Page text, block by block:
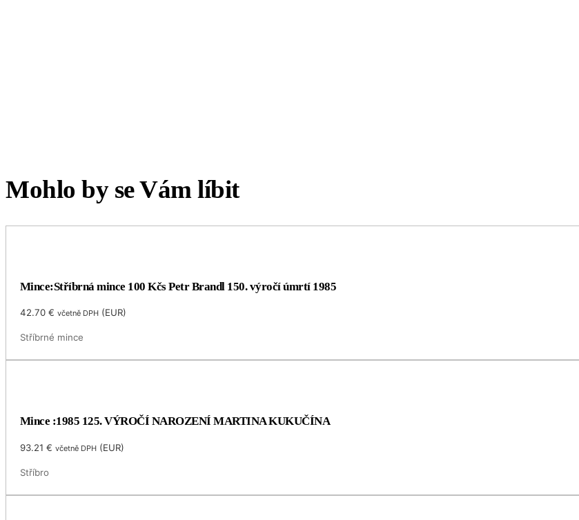
Mohlo by se Vám líbit
Mince:Stříbrná mince 100 Kčs Petr Brandl 150. výročí úmrtí 1985
42.70 € včetně DPH(EUR)
Stříbrné mince
Mince :1985 125. VÝROČÍ NAROZENÍ MARTINA KUKUČÍNA
93.21 € včetně DPH(EUR)
Stříbro